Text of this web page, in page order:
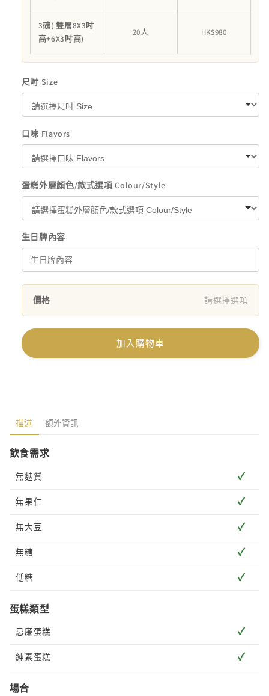
減
少
增
加
3磅( 雙層8X3吋
高+6X3吋高)
20人 HK$980
尺吋 Size
口味 Flavors
蛋糕外層顏色/款式選項 Colour/Style
生日牌內容
價格 請選擇選項
加入購物車
描述 額外資訊
飲食需求
無麩質 ✓
無果仁 ✓
無大豆 ✓
無糖 ✓
低糖 ✓
蛋糕類型
忌廉蛋糕 ✓
純素蛋糕 ✓
場合